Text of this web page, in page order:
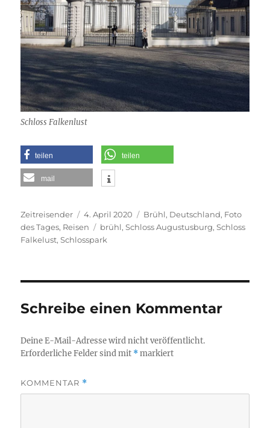
Schloss Falkenlust
teilen teilen
mail
Autor
Zeitreisender
Veröffentlicht
am
4. April 2020 Kategorien
Brühl, Deutschland, Foto
des Tages, Reisen Schlagwörter
brühl,Schloss Augustusburg,Schloss
Falkelust,Schlosspark
Schreibe einen Kommentar
Deine E-Mail-Adresse wird nicht veröffentlicht.
Erforderliche Felder sind mit *markiert
KOMMENTAR *